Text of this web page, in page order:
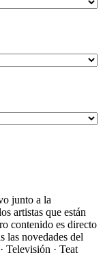
junto a la
artistas que están
contenido es directo
las novedades del
Televisión · Teat